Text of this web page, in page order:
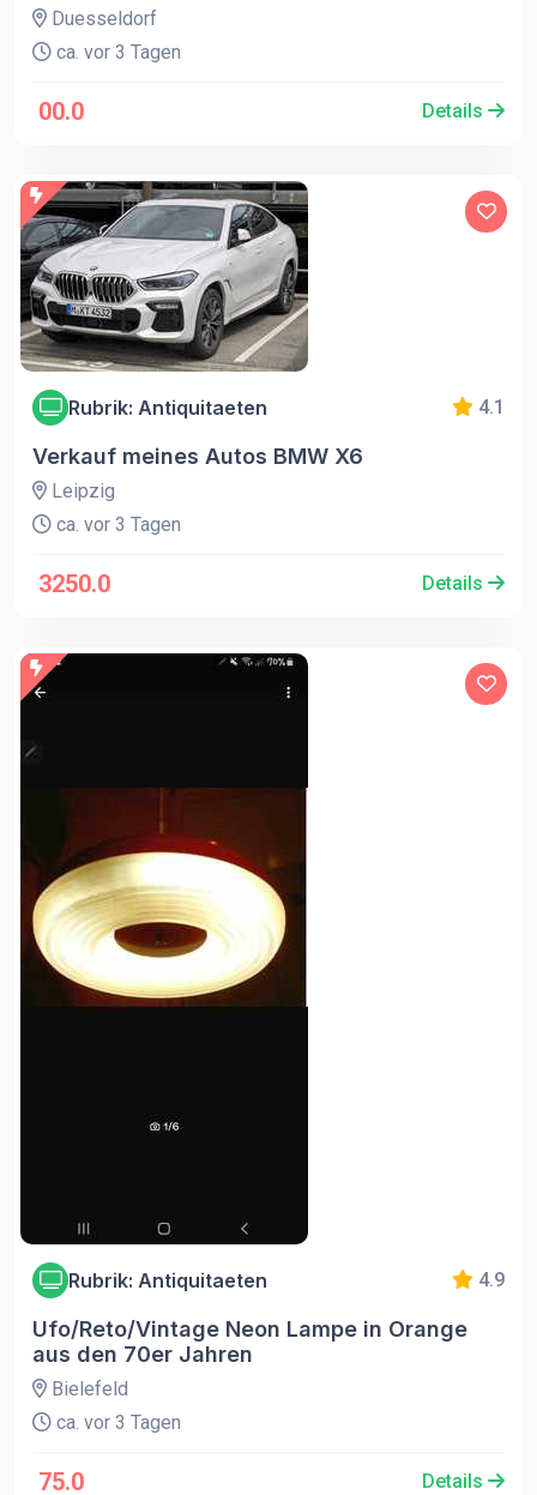
Duesseldorf
ca. vor 3 Tagen
00.0 Details
Rubrik: Antiquitaeten 4.1
Verkauf meines Autos BMW X6
Leipzig
ca. vor 3 Tagen
3250.0 Details
Rubrik: Antiquitaeten 4.9
Ufo/Reto/Vintage Neon Lampe in Orange
aus den 70er Jahren
Bielefeld
ca. vor 3 Tagen
75.0 Details